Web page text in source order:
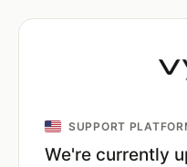
SUPPORT
We're currently